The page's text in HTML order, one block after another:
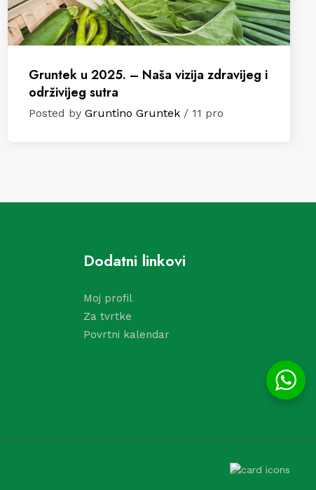
Gruntek u 2025. – Naša vizija zdravijeg i
održivijeg sutra
Posted by Gruntino Gruntek/ 11 pro
Dodatni linkovi
Moj profil
Za tvrtke
Povrtni kalendar